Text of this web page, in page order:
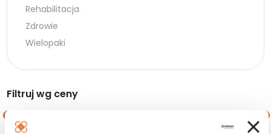
Rehabilitacja
Zdrowie
Wielopaki
Filtruj wg ceny